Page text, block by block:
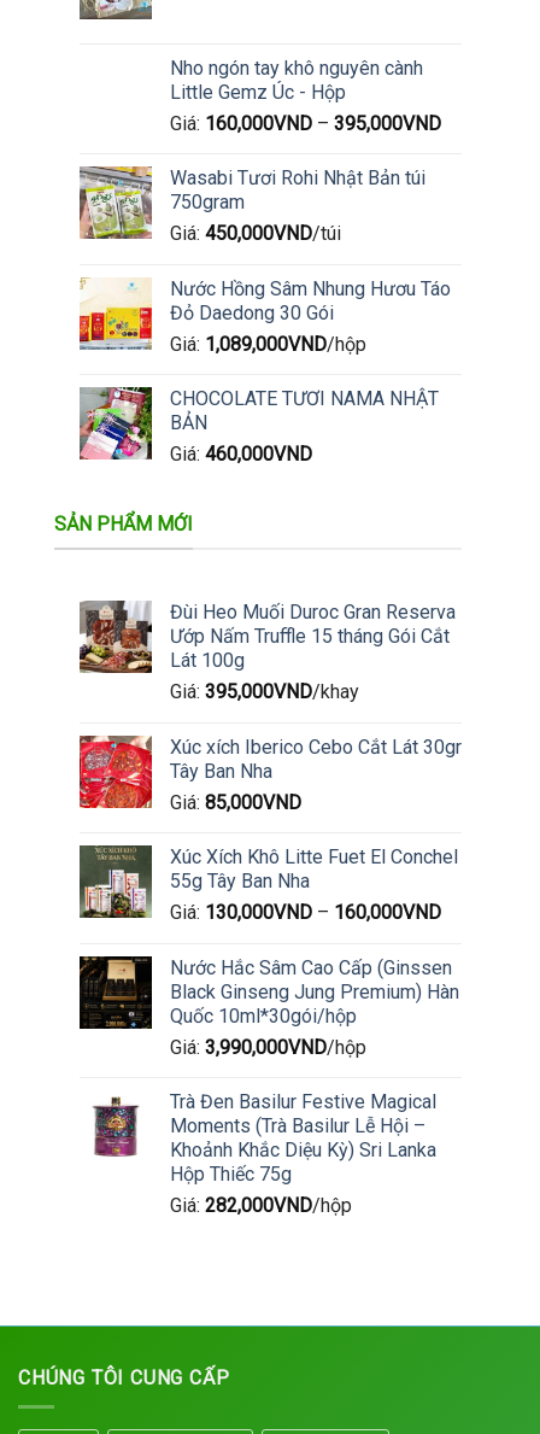
Nho ngón tay khô nguyên cành
Little Gemz Úc - Hộp
Giá: 160,000VND– 395,000VND
Wasabi Tươi Rohi Nhật Bản túi
750gram
Giá: 450,000VND/túi
Nước Hồng Sâm Nhung Hươu Táo
Đỏ Daedong 30 Gói
Giá: 1,089,000VND/hộp
CHOCOLATE TƯƠI NAMA NHẬT
BẢN
Giá: 460,000VND
SẢN PHẨM MỚI
Đùi Heo Muối Duroc Gran Reserva
Ướp Nấm Truffle 15 tháng Gói Cắt
Lát 100g
Giá: 395,000VND/khay
Xúc xích Iberico Cebo Cắt Lát 30gr
Tây Ban Nha
Giá: 85,000VND
Xúc Xích Khô Litte Fuet El Conchel
55g Tây Ban Nha
Giá: 130,000VND– 160,000VND
Nước Hắc Sâm Cao Cấp (Ginssen
Black Ginseng Jung Premium) Hàn
Quốc 10ml*30gói/hộp
Giá: 3,990,000VND/hộp
Trà Đen Basilur Festive Magical
Moments (Trà Basilur Lễ Hội –
Khoảnh Khắc Diệu Kỳ) Sri Lanka
Hộp Thiếc 75g
Giá: 282,000VND/hộp
CHÚNG TÔI CUNG CẤP